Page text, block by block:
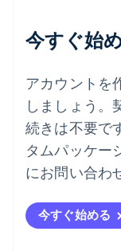
今すぐ始
アカウントを
しましょう。
続きは不要で
タムパッケー
にお問い合わ
今すぐ始める
ドイツ
ニュージーラ
English
ノルウェー
English
ハンガリー
English
フィンランド
ブラジル
Português
フランス